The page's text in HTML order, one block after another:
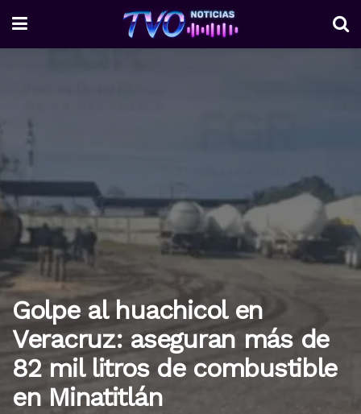
Golpe al huachicol en
Veracruz: aseguran más de
82 mil litros de combustible
en Minatitlán